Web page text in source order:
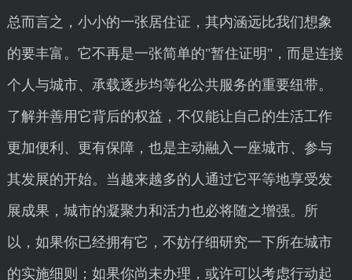
总而言之，小小的一张居住证，其内涵远比我们想象
的要丰富。它不再是一张简单的"暂住证明"，而是连接
个人与城市、承载逐步均等化公共服务的重要纽带。
了解并善用它背后的权益，不仅能让自己的生活工作
更加便利、更有保障，也是主动融入一座城市、参与
其发展的开始。当越来越多的人通过它平等地享受发
展成果，城市的凝聚力和活力也必将随之增强。所
以，如果你已经拥有它，不妨仔细研究一下所在城市
的实施细则；如果你尚未办理，或许可以考虑行动起